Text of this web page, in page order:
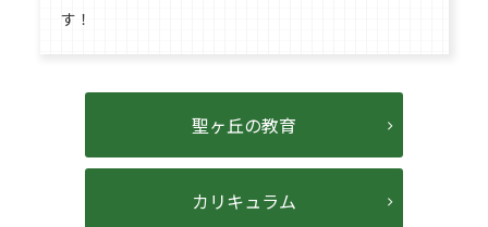
す！
聖ヶ丘の教育
カリキュラム